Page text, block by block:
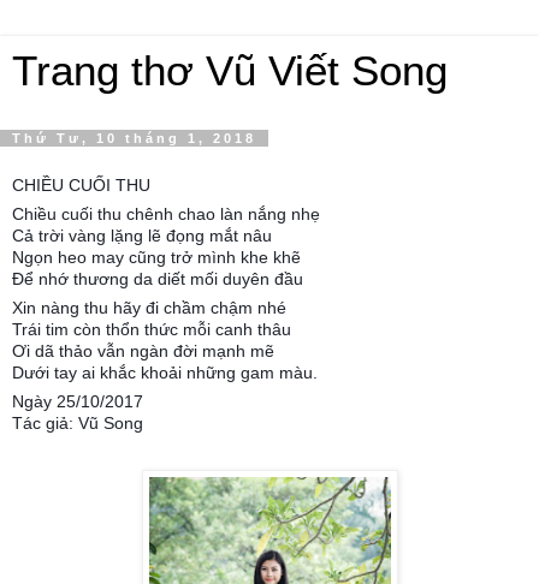
Trang thơ Vũ Viết Song
Thứ Tư, 10 tháng 1, 2018
CHIỀU CUỐI THU
Chiều cuối thu chênh chao làn nắng nhẹ
Cả trời vàng lặng lẽ đọng mắt nâu
Ngọn heo may cũng trở mình khe khẽ
Để nhớ thương da diết mối duyên đầu
Xin nàng thu hãy đi chầm chậm nhé
Trái tim còn thổn thức mỗi canh thâu
Ơi dã thảo vẫn ngàn đời mạnh mẽ
Dưới tay ai khắc khoải những gam màu.
Ngày 25/10/2017
Tác giả: Vũ Song